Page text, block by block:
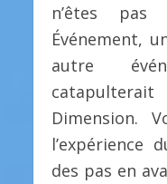
n’êtes pas
Événement,
autre
Dimension.
l’expérience
des pas en